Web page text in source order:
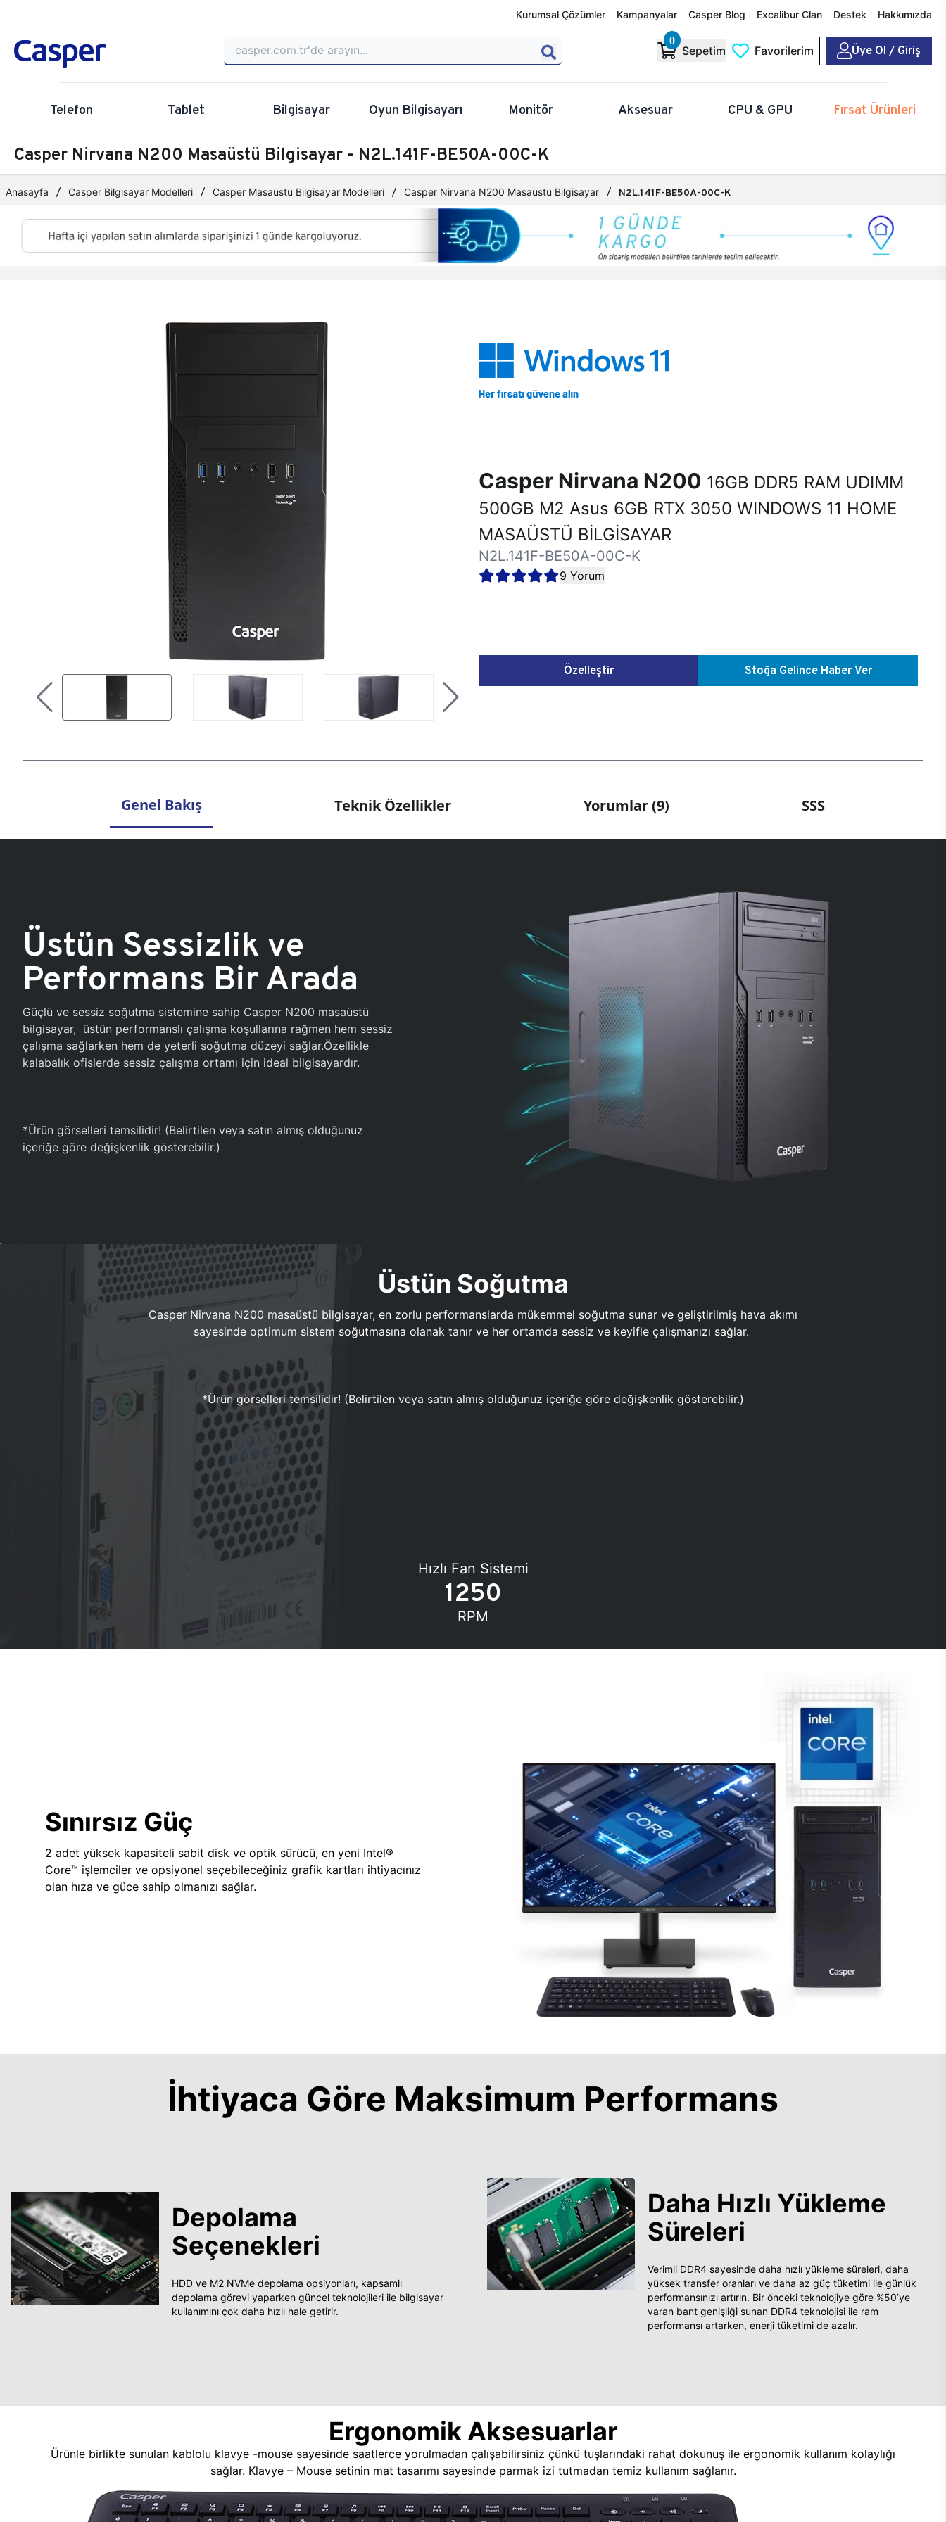
Kurumsal Çözümler Kampanyalar Casper Blog Excalibur Clan Destek Hakkımızda
0
Sepetim Favorilerim Üye Ol / Giriş
Telefon Tablet Bilgisayar Oyun Bilgisayarı Monitör Aksesuar CPU & GPU Fırsat Ürünleri
Casper Nirvana N200 Masaüstü Bilgisayar - N2L.141F-BE50A-00C-K
Anasayfa Casper Bilgisayar Modelleri Casper Masaüstü Bilgisayar Modelleri Casper Nirvana N200 Masaüstü Bilgisayar N2L.141F-BE50A-00C-K
Casper Nirvana N200 16GB DDR5 RAM UDIMM
500GB M2 Asus 6GB RTX 3050 WINDOWS 11 HOME
MASAÜSTÜ BİLGİSAYAR
N2L.141F-BE50A-00C-K
9 Yorum
Özelleştir Stoğa Gelince Haber Ver
Genel Bakış Teknik Özellikler Yorumlar (9) SSS
Üstün Sessizlik ve
Performans Bir Arada
Güçlü ve sessiz soğutma sistemine sahip Casper N200 masaüstü
bilgisayar, üstün performanslı çalışma koşullarına rağmen hem sessiz
çalışma sağlarken hem de yeterli soğutma düzeyi sağlar.Özellikle
kalabalık ofislerde sessiz çalışma ortamı için ideal bilgisayardır.
*Ürün görselleri temsilidir! (Belirtilen veya satın almış olduğunuz
içeriğe göre değişkenlik gösterebilir.)
Üstün Soğutma
Casper Nirvana N200 masaüstü bilgisayar, en zorlu performanslarda mükemmel soğutma sunar ve geliştirilmiş hava akımı
sayesinde optimum sistem soğutmasına olanak tanır ve her ortamda sessiz ve keyifle çalışmanızı sağlar.
*Ürün görselleri temsilidir! (Belirtilen veya satın almış olduğunuz içeriğe göre değişkenlik gösterebilir.)
Hızlı Fan Sistemi
1250
RPM
Sınırsız Güç
2 adet yüksek kapasiteli sabit disk ve optik sürücü, en yeni Intel®
Core™ işlemciler ve opsiyonel seçebileceğiniz grafik kartları ihtiyacınız
olan hıza ve güce sahip olmanızı sağlar.
İhtiyaca Göre Maksimum Performans
Depolama
Seçenekleri
HDD ve M2 NVMe depolama opsiyonları, kapsamlı
depolama görevi yaparken güncel teknolojileri ile bilgisayar
kullanımını çok daha hızlı hale getirir.
Daha Hızlı Yükleme
Süreleri
Verimli DDR4 sayesinde daha hızlı yükleme süreleri, daha
yüksek transfer oranları ve daha az güç tüketimi ile günlük
performansınızı artırın. Bir önceki teknolojiye göre %50’ye
varan bant genişliği sunan DDR4 teknolojisi ile ram
performansı artarken, enerji tüketimi de azalır.
Ergonomik Aksesuarlar
Ürünle birlikte sunulan kablolu klavye -mouse sayesinde saatlerce yorulmadan çalışabilirsiniz çünkü tuşlarındaki rahat dokunuş ile ergonomik kullanım kolaylığı
sağlar. Klavye – Mouse setinin mat tasarımı sayesinde parmak izi tutmadan temiz kullanım sağlanır.